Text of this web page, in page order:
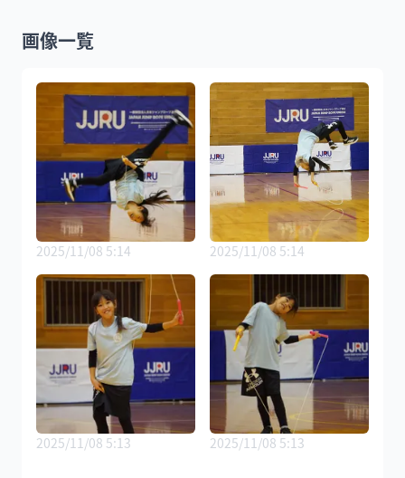
画像一覧
2025/11/08 5:14 2025/11/08 5:14
2025/11/08 5:13 2025/11/08 5:13